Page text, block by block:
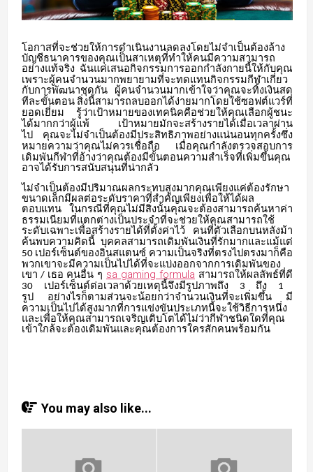
โอกาสที่จะช่วยให้การดำเนินงานลดลงโดยไม่จำเป็นต้องล้าง
บัญชีธนาคารของคุณเป็นสาเหตุที่ทำให้คนมีความสามารถ
อย่างแท้จริง ฉันแค่เสนอกิจกรรมการออกกำลังกายนี้ให้กับคุณ
เพราะผู้คนจำนวนมากพยายามที่จะทดแทนกิจกรรมกีฬาเกี่ยว
กับการพัฒนาชุดกัน
ผู้คนจำนวนมากเข้าใจว่าคุณจะทิ้งเงินสด
ทีละขั้นตอน สิ่งนี้สามารถลบออกได้ง่ายมากโดยใช้ซอฟต์แวร์ที่
ยอดเยี่ยม
รู้ว่าเป้าหมายของเทคนิคคือช่วยให้คุณเลือกผู้ชนะ
ได้มากกว่าผู้แพ้
เป้าหมายมักจะสร้างรายได้เมื่อเวลาผ่าน
ไป
คุณจะไม่จำเป็นต้องมีประสิทธิภาพอย่างแน่นอนทุกครั้งซึ่ง
หมายความว่าคุณไม่ควรเชื่อถือ
เมื่อคุณกำลังตรวจสอบการ
เดิมพันกีฬาที่อ้างว่าคุณต้องมีขั้นตอนความสำเร็จที่เพิ่มขึ้นคุณ
อาจได้รับการสนับสนุนที่น่ากลัว
ไม่จำเป็นต้องมีปริมาณผลกระทบสูงมากคุณเพียงแค่ต้องรักษา
ขนาดเล็กมีผลต่อระดับราคาที่สำคัญเพียงเพื่อให้ได้ผล
ตอบแทน
ในกรณีที่คุณไม่มีสิ่งนั้นคุณจะต้องสามารถค้นหาค่า
ธรรมเนียมที่แตกต่างเป็นประจำที่จะช่วยให้คุณสามารถใช้
ระดับเฉพาะเพื่อสร้างรายได้ที่ตั้งค่าไว้
คนที่ตัวเลือกบนหลังม้า
ค้นพบความคิดนี้ บุคคลสามารถเดิมพันเงินที่รักมากและแม้แต่
50 เปอร์เซ็นต์ของอินสแตนซ์ ความเป็นจริงที่ตรงไปตรงมาก็คือ
พวกเขาจะมีความเป็นไปได้ที่จะแบ่งออกจากการเดิมพันของ
เขา / เธอ คนอื่น ๆ sa gaming formula สามารถให้ผลลัพธ์ที่ดี
30 เปอร์เซ็นต์ต่อเวลาด้วยเหตุนี้จึงมีรูปภาพถึง3 ถึง 1
รูป อย่างไรก็ตามส่วนจะน้อยกว่าจำนวนเงินที่จะเพิ่มขึ้น
มี
ความเป็นไปได้สูงมากที่การแข่งขันประเภทนี้จะใช้วิธีการหนึ่ง
และเพื่อให้คุณสามารถเจริญเติบโตได้ไม่ว่ากีฬาชนิดใดที่คุณ
เข้าใกล้จะต้องเดิมพันและคุณต้องการใครสักคนพร้อมกัน
You may also like...